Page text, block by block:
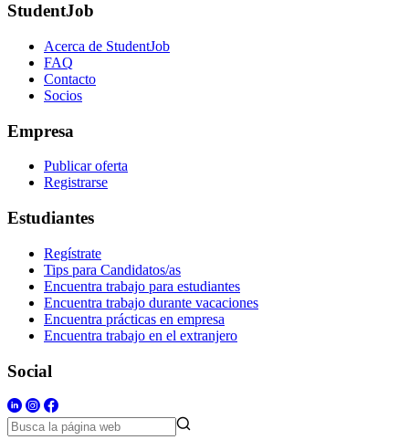
StudentJob
Acerca de StudentJob
FAQ
Contacto
Socios
Empresa
Publicar oferta
Registrarse
Estudiantes
Regístrate
Tips para Candidatos/as
Encuentra trabajo para estudiantes
Encuentra trabajo durante vacaciones
Encuentra prácticas en empresa
Encuentra trabajo en el extranjero
Social